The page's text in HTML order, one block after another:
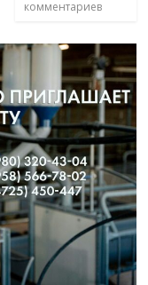
комментариев